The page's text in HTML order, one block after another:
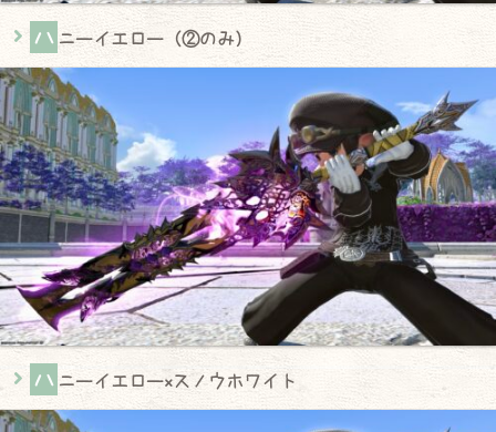
ハ ニーイエロー（②のみ）
ハ ニーイエロー×スノウホワイト